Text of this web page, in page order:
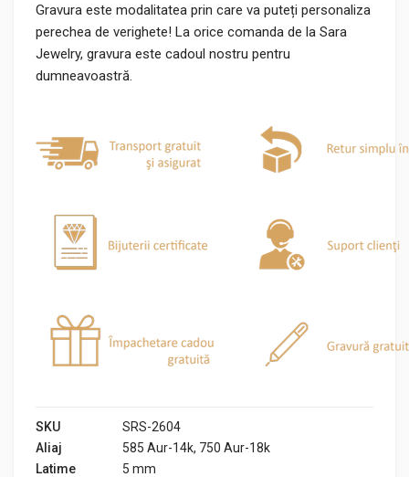
Gravura este modalitatea prin care va puteți personaliza
perechea de verighete! La orice comanda de la Sara
Jewelry, gravura este cadoul nostru pentru
dumneavoastră.
SKU
SRS-2604
Aliaj
585 Aur-14k, 750 Aur-18k
Latime
5 mm